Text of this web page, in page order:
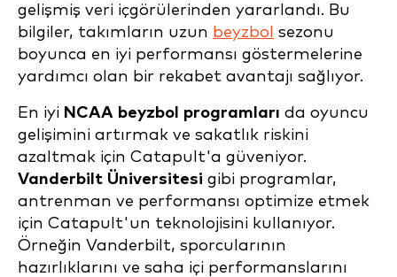
gelişmiş veri içgörülerinden yararlandı. Bu
bilgiler, takımların uzun beyzbol sezonu
boyunca en iyi performansı göstermelerine
yardımcı olan bir rekabet avantajı sağlıyor.
En iyi NCAA beyzbol programları da oyuncu
gelişimini artırmak ve sakatlık riskini
azaltmak için Catapult'a güveniyor.
Vanderbilt Üniversitesi gibi programlar,
antrenman ve performansı optimize etmek
için Catapult'un teknolojisini kullanıyor.
Örneğin Vanderbilt, sporcularının
hazırlıklarını ve saha içi performanslarını